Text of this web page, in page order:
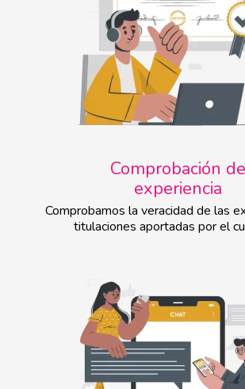
Comprobación de
experiencia
Comprobamos la veracidad de las
titulaciones aportadas por el